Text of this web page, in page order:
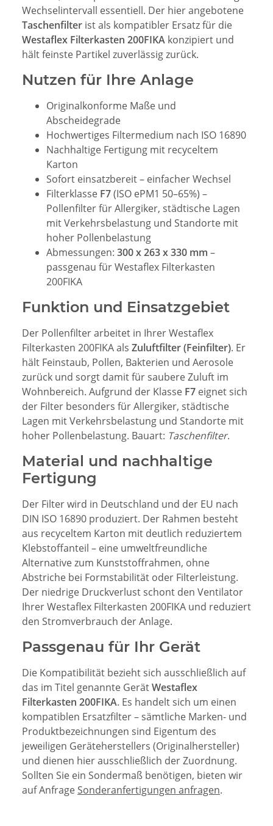
Wechselintervall essentiell. Der hier angebotene
Taschenfilter ist als kompatibler Ersatz für die
Westaflex Filterkasten 200FIKA konzipiert und
hält feinste Partikel zuverlässig zurück.
Nutzen für Ihre Anlage
Originalkonforme Maße und
Abscheidegrade
Hochwertiges Filtermedium nach ISO 16890
Nachhaltige Fertigung mit recyceltem
Karton
Sofort einsatzbereit – einfacher Wechsel
Filterklasse F7(ISO ePM1 50–65%) –
Pollenfilter für Allergiker, städtische Lagen
mit Verkehrsbelastung und Standorte mit
hoher Pollenbelastung
Abmessungen: 300 x 263 x 330 mm –
passgenau für Westaflex Filterkasten
200FIKA
Funktion und Einsatzgebiet
Der Pollenfilter arbeitet in Ihrer Westaflex
Filterkasten 200FIKA als Zuluftfilter (Feinfilter). Er
hält Feinstaub, Pollen, Bakterien und Aerosole
zurück und sorgt damit für saubere Zuluft im
Wohnbereich. Aufgrund der Klasse F7 eignet sich
der Filter besonders für Allergiker, städtische
Lagen mit Verkehrsbelastung und Standorte mit
hoher Pollenbelastung. Bauart: Taschenfilter.
Material und nachhaltige
Fertigung
Der Filter wird in Deutschland und der EU nach
DIN ISO 16890 produziert. Der Rahmen besteht
aus recyceltem Karton mit deutlich reduziertem
Klebstoffanteil – eine umweltfreundliche
Alternative zum Kunststoffrahmen, ohne
Abstriche bei Formstabilität oder Filterleistung.
Der niedrige Druckverlust schont den Ventilator
Ihrer Westaflex Filterkasten 200FIKA und reduziert
den Stromverbrauch der Anlage.
Passgenau für Ihr Gerät
Die Kompatibilität bezieht sich ausschließlich auf
das im Titel genannte GerätWestaflex
Filterkasten 200FIKA. Es handelt sich um einen
kompatiblen Ersatzfilter – sämtliche Marken- und
Produktbezeichnungen sind Eigentum des
jeweiligen Geräteherstellers (Originalhersteller)
und dienen hier ausschließlich der Zuordnung.
Sollten Sie ein Sondermaß benötigen, bieten wir
auf Anfrage Sonderanfertigungen anfragen.